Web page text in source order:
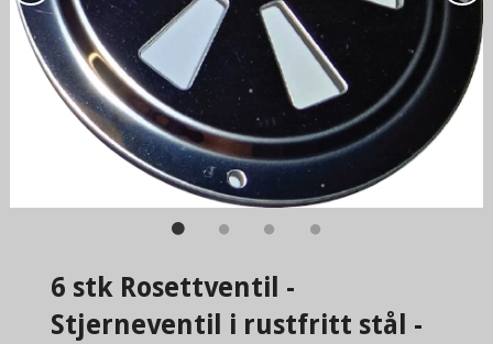
6 stk Rosettventil -
Stjerneventil i rustfritt stål -